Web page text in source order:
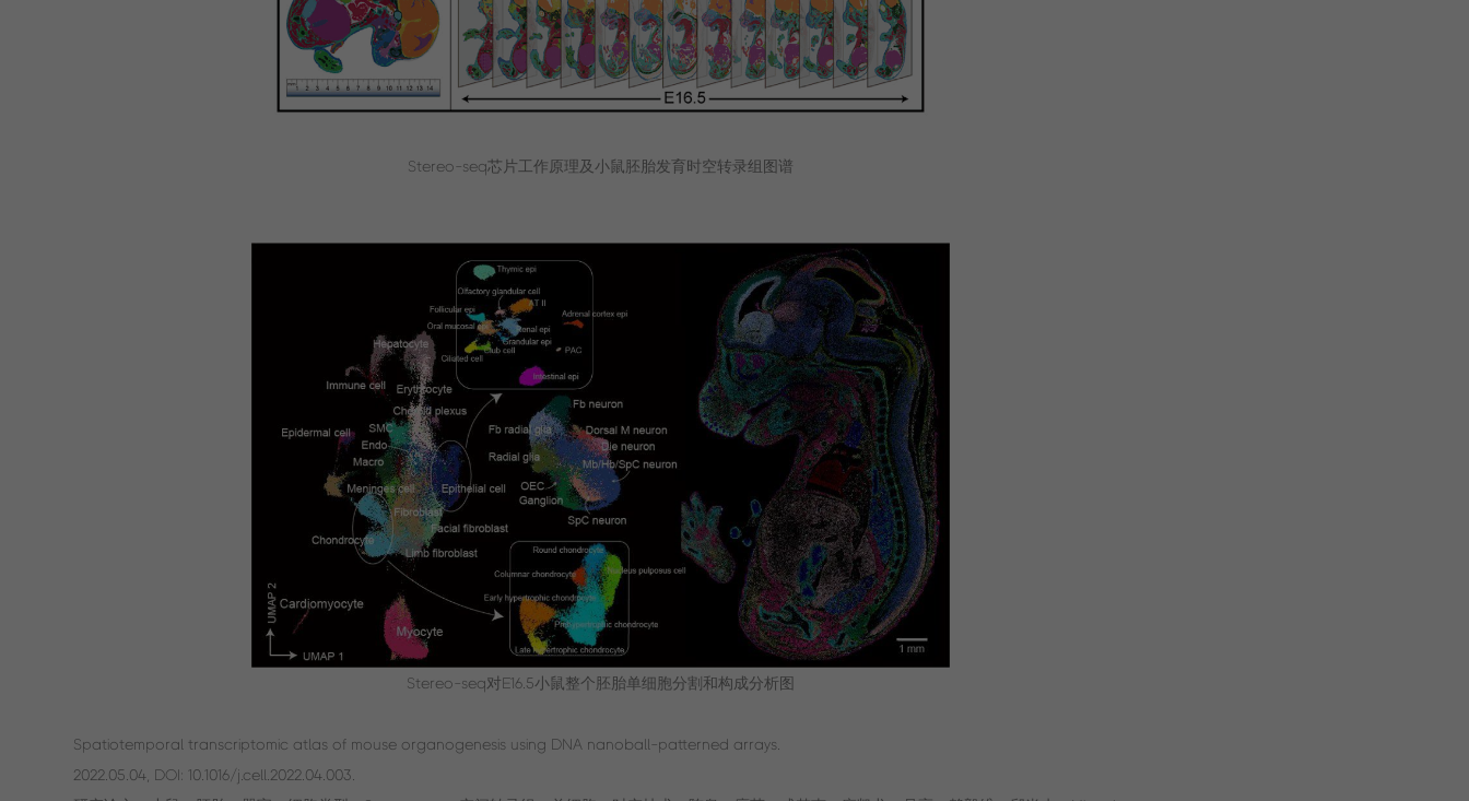
Stereo-seq芯片工作原理及小鼠胚胎发育时空转录组图谱
Stereo-seq对E16.5小鼠整个胚胎单细胞分割和构成分析图
Spatiotemporal transcriptomic atlas of mouse organogenesis using DNA nanoball-patterned arrays.
2022.05.04, DOI: 10.1016/j.cell.2022.04.003.